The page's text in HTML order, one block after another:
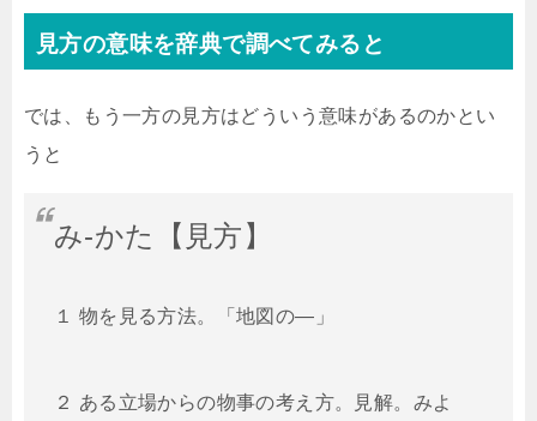
見方の意味を辞典で調べてみると
では、もう一方の見方はどういう意味があるのかとい
うと
み‐かた【見方】
１ 物を見る方法。「地図の―」
２ ある立場からの物事の考え方。見解。みよ